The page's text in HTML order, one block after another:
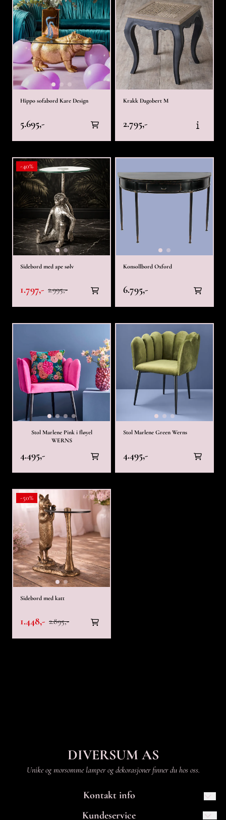
Hippo sofabord Kare Design
5.695,-
Krakk Dagobert M
2.795,-
-40%
Sidebord med ape sølv
1.797,- 2.995,-
Konsollbord Oxford
6.795,-
Stol Marlene Pink i fløyel
WERNS
4.495,-
Stol Marlene Green Werns
4.495,-
-50%
Sidebord med katt
1.448,- 2.895,-
DIVERSUM AS
Unike og morsomme lamper og dekorasjoner finner du hos oss.
Kontakt info
Skippergata 47
Kundeservice